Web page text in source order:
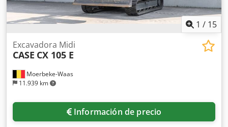
1 / 15
Moerbeke-Waas
11.939 km
Excavadora Midi
CASE CX 105 E
Información de precio